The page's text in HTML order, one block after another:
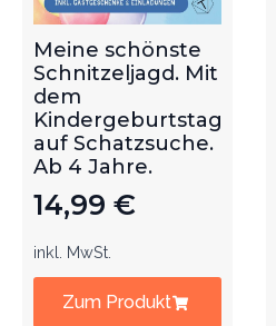
Meine schönste
Schnitzeljagd. Mit
dem
Kindergeburtstag
auf Schatzsuche.
Ab 4 Jahre.
14,99 €
inkl. MwSt.
Zum Produkt